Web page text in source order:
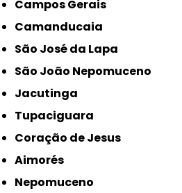
Campos Gerais
Camanducaia
São José da Lapa
São João Nepomuceno
Jacutinga
Tupaciguara
Coração de Jesus
Aimorés
Nepomuceno